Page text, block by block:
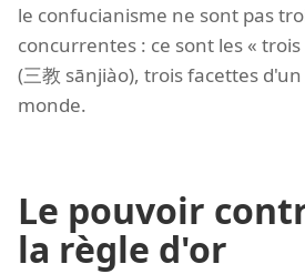
le confucianisme ne sont pas
concurrentes : ce sont les «
(三教 sānjiào), trois facettes
monde.
Le pouvoir
la règle d'or